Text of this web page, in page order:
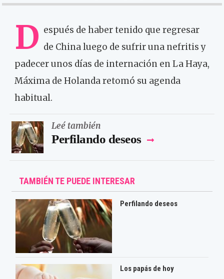
D espués de haber tenido que regresar
de China luego de sufrir una nefritis y
padecer unos días de internación en La Haya,
Máxima de Holanda retomó su agenda
habitual.
Leé también
Perfilando deseos
TAMBIÉN TE PUEDE INTERESAR
Perfilando deseos
Los papás de hoy